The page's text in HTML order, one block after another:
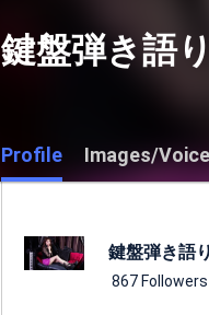
鍵盤弾き語
Profile Images/
鍵盤弾き語
867 Followers